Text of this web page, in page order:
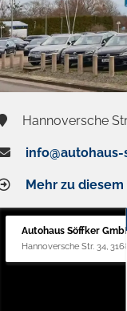
Hannoversche
Mehr zu
Autohaus Söffker
Hannoversche Str. 34,